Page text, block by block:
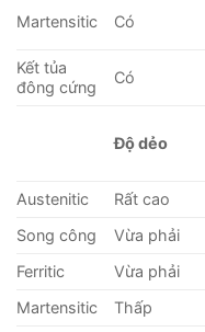
Martensitic Có
Kết tủa
đông cứng
Có
Độ dẻo
Austenitic Rất cao
Song công
Vừa phải
Ferritic
Vừa phải
Martensitic
Thấp